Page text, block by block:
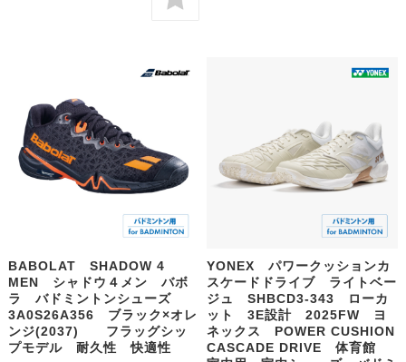
BABOLAT SHADOW 4
MEN シャドウ４メン バボ
ラ バドミントンシューズ
3A0S26A356 ブラック×オレ
ンジ(2037) フラッグシッ
プモデル 耐久性 快適性
YONEX パワークッションカ
スケードドライブ ライトベー
ジュ SHBCD3-343 ローカ
ット 3E設計 2025FW ヨ
ネックス POWER CUSHION
CASCADE DRIVE 体育館